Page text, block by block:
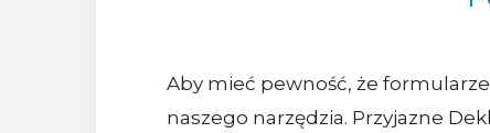
Aby mieć pewność, że
naszego narzędzia. Przyjazne